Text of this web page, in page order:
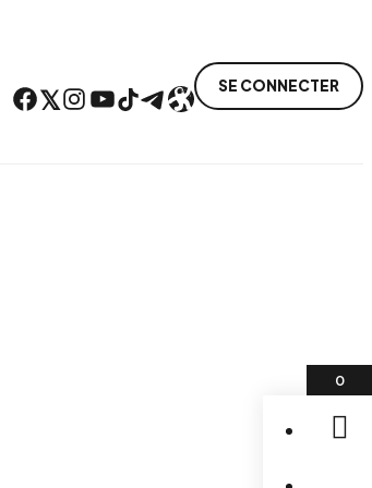
Facebook Twitter Instagram YouTube TikTok TelegramLien SE CONNECTER
0